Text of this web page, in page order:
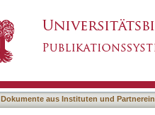
Dokumente aus Instituten und